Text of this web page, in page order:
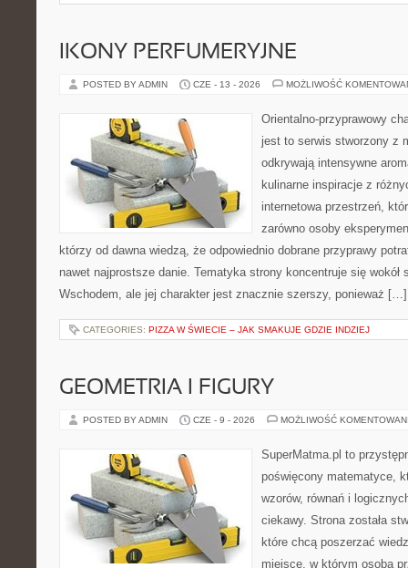
IKONY PERFUMERYJNE
POSTED BY ADMIN CZE - 13 - 2026 MOŻLIWOŚĆ
Orientalno-przyprawowy
jest to serwis stworzony z
odkrywają intensywne
kulinarne inspiracje z
internetowa przestrzeń,
zarówno osoby
którzy od dawna wiedzą, że odpowiednio dobrane przyprawy
nawet najprostsze danie. Tematyka strony koncentruje się wokół
Wschodem, ale jej charakter jest znacznie szerszy, ponieważ […]
CATEGORIES: PIZZA W ŚWIECIE – JAK SMAKUJE GDZIE INDZIEJ
GEOMETRIA I FIGURY
POSTED BY ADMIN CZE - 9 - 2026 MOŻLIWOŚĆ
SuperMatma.pl to
poświęcony matematyce,
wzorów, równań i
ciekawy. Strona została
które chcą poszerzać
miejsce, w którym osoba